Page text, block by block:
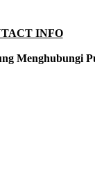
INFO
Menghubungi